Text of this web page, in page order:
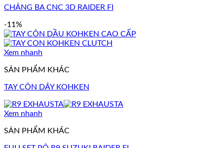
CHẢNG BA CNC 3D RAIDER FI
-11%
Xem nhanh
SẢN PHẨM KHÁC
TAY CÔN DÂY KOHKEN
Xem nhanh
SẢN PHẨM KHÁC